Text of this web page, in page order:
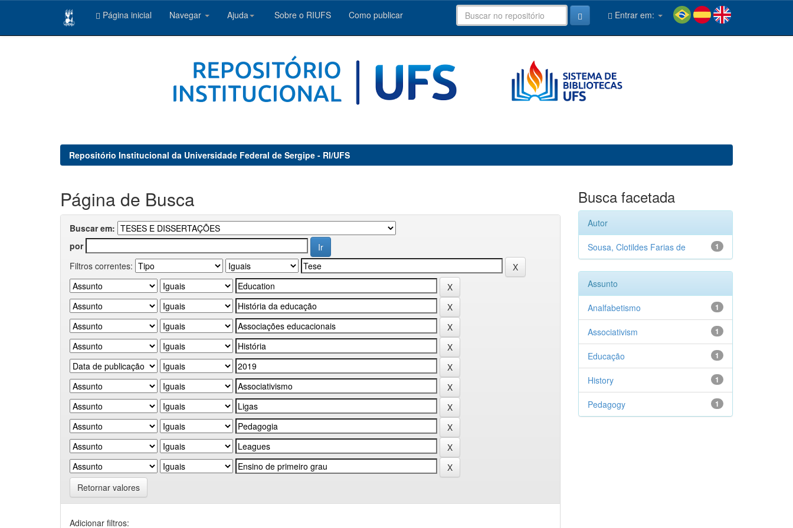
Página inicial Navegar Ajuda Sobre o RIUFS Como publicar Entrar em:
Repositório Institucional da Universidade Federal de Sergipe - RI/UFS
Página de Busca
Buscar em:
por
Filtros correntes:
Retornar valores
Adicionar filtros:
Busca facetada
Autor
1
Sousa, Clotildes Farias de
Assunto
1
Analfabetismo
1
Associativism
1
Educação
1
History
1
Pedagogy